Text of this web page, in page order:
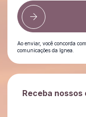
Ao enviar, você concorda
comunicações da Ignea.
Receba